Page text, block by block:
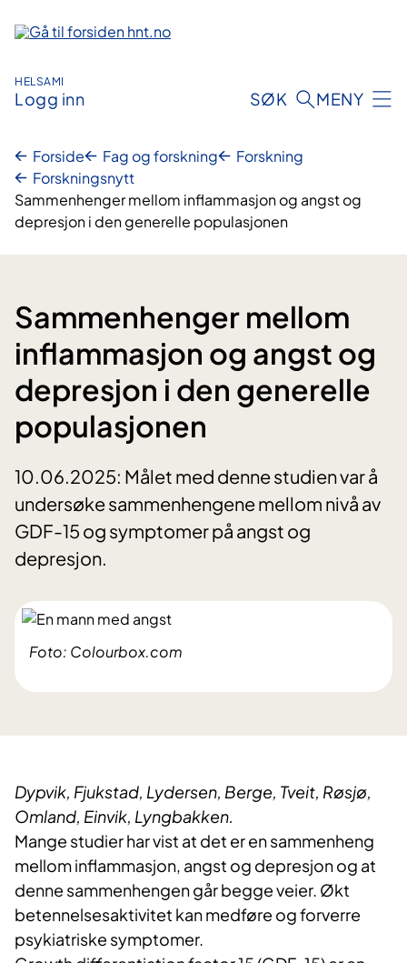
innhold
HELSAMI
Logg inn SØK MENY
Forside Fag og forskning
Forskning
Forskningsnytt
Sammenhenger mellom inflammasjon og angst og
depresjon i den generelle populasjonen
Sammenhenger mellom
inflammasjon og angst og
depresjon i den generelle
populasjonen
10.06.2025: Målet med denne studien var å
undersøke sammenhengene mellom nivå av
GDF-15 og symptomer på angst og
depresjon.
Foto: Colourbox.com
Dypvik, Fjukstad, Lydersen, Berge, Tveit, Røsjø,
Omland, Einvik, Lyngbakken.
Mange studier har vist at det er en sammenheng
mellom inflammasjon, angst og depresjon og at
denne sammenhengen går begge veier. Økt
betennelsesaktivitet kan medføre og forverre
psykiatriske symptomer.